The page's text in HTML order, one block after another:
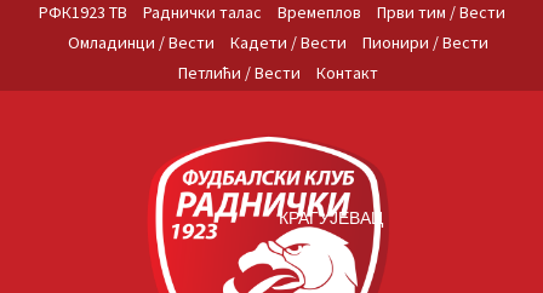
РФК1923 ТВ Раднички талас Времеплов
Први тим / Вести
Омладинци / Вести
Кадети / Вести
Пионири / Вести
Петлићи / Вести
Контакт
КРАГУЈЕВАЦ